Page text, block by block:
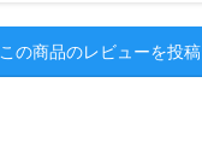
この商品のレビューを投稿